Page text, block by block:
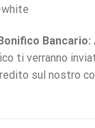
Bancario:
ti verranno
sul nostro